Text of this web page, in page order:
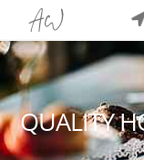
QUALITY